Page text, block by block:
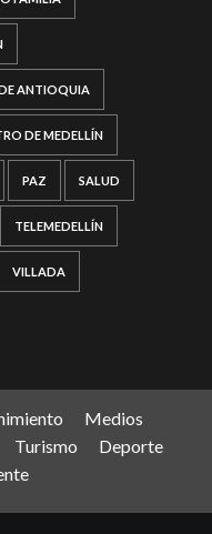
ANTIOQUIA
DE MEDELLÍN
PAZ SALUD
TELEMEDELLÍN
VILLADA
Medios
Turismo
Deporte